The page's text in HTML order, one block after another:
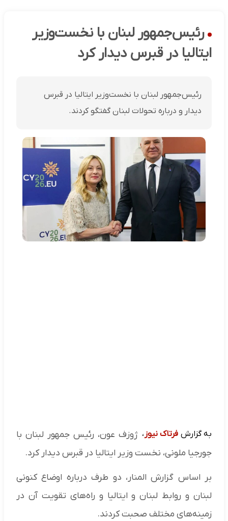
رئیس‌جمهور لبنان با نخست‌وزیر
ایتالیا در قبرس دیدار کرد
رئیس‌جمهور لبنان با نخست‌وزیر ایتالیا در قبرس
دیدار و درباره تحولات لبنان گفتگو کردند.
به گزارش فرتاک نیوز ، ژوزف عون، رئیس جمهور لبنان با
جورجیا ملونی، نخست وزیر ایتالیا در قبرس دیدار کرد.
بر اساس گزارش المنار، دو طرف درباره اوضاع کنونی
لبنان و روابط لبنان و ایتالیا و راه‌های تقویت آن در
زمینه‌های مختلف صحبت کردند.